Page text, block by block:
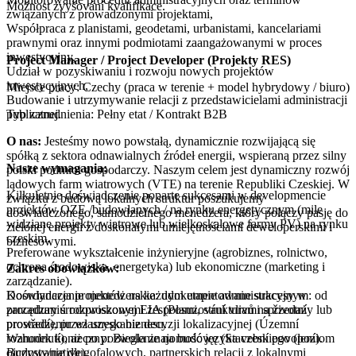
związanych z prowadzonymi projektami,
Współpraca z planistami, geodetami, urbanistami, kancelariami
prawnymi oraz innymi podmiotami zaangażowanymi w proces
inwestycyjny,
Udział w pozyskiwaniu i rozwoju nowych projektów
inwestycyjnych,
Budowanie i utrzymywanie relacji z przedstawicielami administracji
publicznej.
Nasze wymagania:
Kilkuletnie doświadczenie poparte sukcesami w developmencie
projektów OZE /budowlanych / na rynku energetycznym (mile
widziane projekty wiatrowe lub wielkoskalowe farmy PV) na rynku
czeskim.
Preferowane wykształcenie inżynieryjne (agrobiznes, rolnictwo,
ochrona środowiska, energetyka) lub ekonomiczne (marketing i
zarządzanie).
Doświadczenie menedżerskie: udokumentowane sukcesy w
zarządzaniu rozproszonymi zespołami, strukturami sprzedaży lub
prowadzeniu własnego biznesu.
Warunek konieczny: Biegła znajomość języka czeskiego (poziom
ojczysty/native)
Možnost zvyšování kvalifikace.
Project Manager / Project Developer (Projekty RES)
Miejsce pracy: Czechy (praca w terenie + model hybrydowy / biuro)
Typ zatrudnienia: Pełny etat / Kontrakt B2B
O nas: Jesteśmy nowo powstałą, dynamicznie rozwijającą się
spółką z sektora odnawialnych źródeł energii, wspieraną przez silny
polski podmiot gospodarczy. Naszym celem jest dynamiczny rozwój
lądowych farm wiatrowych (VTE) na terenie Republiki Czeskiej. W
związku z budową lokalnych struktur poszukujemy
doświadczonego, samodzielnego menedżera, który połączy pasję do
zielonej energii z doskonałymi umiejętnościami deweloperskimi i
biznesowymi.
Zakres obowiązków:
Koordynacja projektów na każdym etapie administracyjnym: od
procedury środowiskowej EIA (Posuzování vlivů na životní
prostředí), przez uzyskanie decyzji lokalizacyjnej (Územní
rozhodnutí), aż po pozwolenie na budowę (Stavební povolení).
Budowanie długofalowych, partnerskich relacji z lokalnymi